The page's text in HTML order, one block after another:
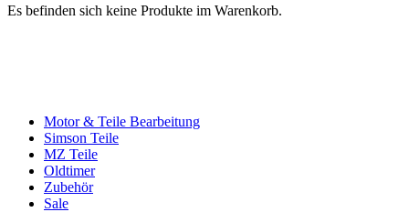
Es befinden sich keine Produkte im Warenkorb.
Motor & Teile Bearbeitung
Simson Teile
MZ Teile
Oldtimer
Zubehör
Sale